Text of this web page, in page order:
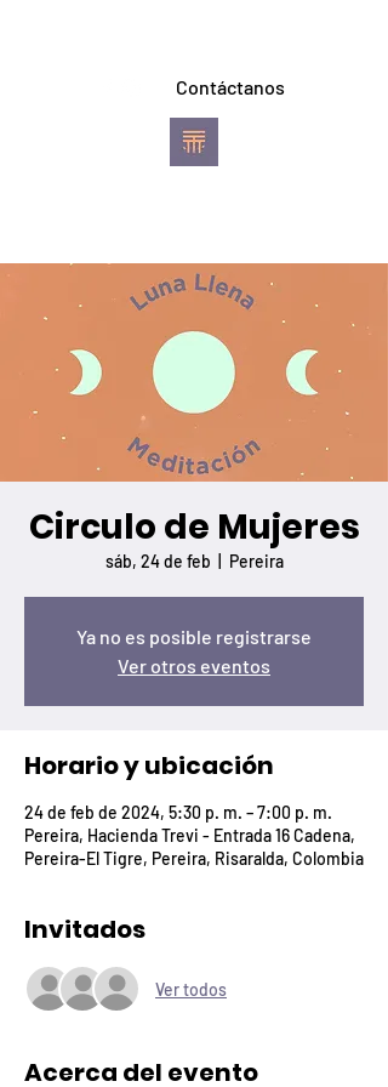
Contáctanos
Vinyasa Yoga
Circulo de Mujeres
sáb, 24 de feb Pereira
Ya no es posible registrarse
Ver otros eventos
Horario y ubicación
24 de feb de 2024, 5:30 p. m. – 7:00 p. m.
Pereira, Hacienda Trevi - Entrada 16 Cadena,
Pereira-El Tigre, Pereira, Risaralda, Colombia
Invitados
Ver todos
Acerca del evento